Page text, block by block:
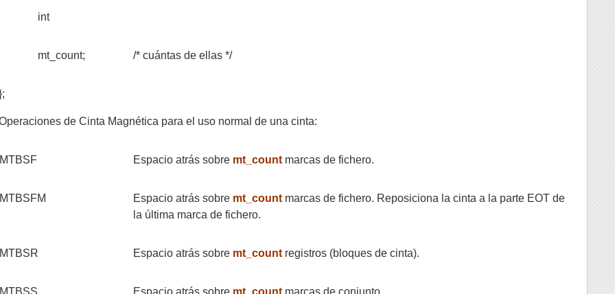
int
mt_count; /* cuántas de ellas */
de Cinta Magnética para el uso normal de una cinta:
MTBSF Espacio atrás sobre mt_countmarcas de fichero.
MTBSFM Espacio atrás sobre mt_countmarcas de fichero. Reposiciona la cinta a la parte EOT de
la última marca de fichero.
MTBSR Espacio atrás sobre mt_countregistros (bloques de cinta).
MTBSS Espacio atrás sobre mt_countmarcas de conjunto.